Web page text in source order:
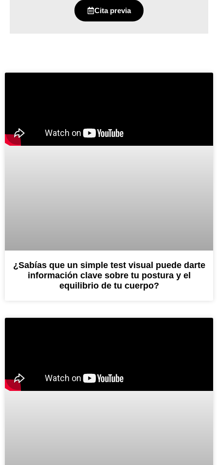
Cita previa
¿Sabías que un simple test visual puede darte
información clave sobre tu postura y el
equilibrio de tu cuerpo?